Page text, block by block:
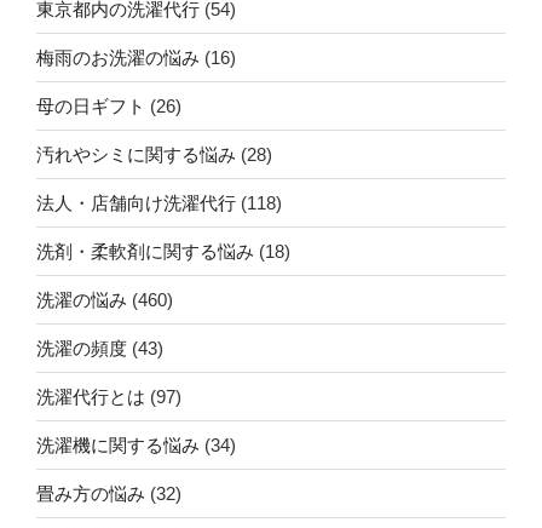
東京都内の洗濯代行 (54)
梅雨のお洗濯の悩み (16)
母の日ギフト (26)
汚れやシミに関する悩み (28)
法人・店舗向け洗濯代行 (118)
洗剤・柔軟剤に関する悩み (18)
洗濯の悩み (460)
洗濯の頻度 (43)
洗濯代行とは (97)
洗濯機に関する悩み (34)
畳み方の悩み (32)